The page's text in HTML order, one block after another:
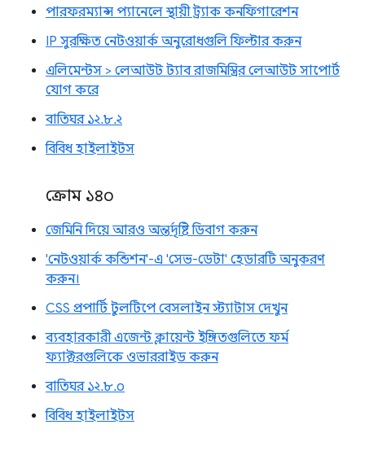
পারফরম্যান্স প্যানেলে স্থায়ী ট্র্যাক কনফিগারেশন
IP সুরক্ষিত নেটওয়ার্ক অনুরোধগুলি ফিল্টার করুন
এলিমেন্টস > লেআউট ট্যাব রাজমিস্ত্রির লেআউট সাপোর্ট
যোগ করে
বাতিঘর ১২.৮.২
বিবিধ হাইলাইটস
ক্রোম ১৪০
জেমিনি দিয়ে আরও অন্তর্দৃষ্টি ডিবাগ করুন
'নেটওয়ার্ক কন্ডিশন'-এ 'সেভ-ডেটা' হেডারটি অনুকরণ
করুন।
CSS প্রপার্টি টুলটিপে বেসলাইন স্ট্যাটাস দেখুন
ব্যবহারকারী এজেন্ট ক্লায়েন্ট ইঙ্গিতগুলিতে ফর্ম
ফ্যাক্টরগুলিকে ওভাররাইড করুন
বাতিঘর ১২.৮.০
বিবিধ হাইলাইটস